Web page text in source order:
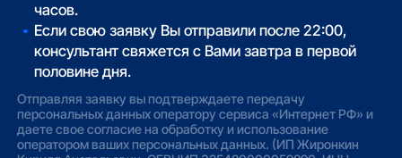
часов.
Если свою заявку Вы отправили после 22:00,
консультант свяжется с Вами завтра в первой
половине дня.
Отправляя заявку вы подтверждаете передачу
персональных данных оператору сервиса «Интернет РФ» и
даете свое согласие на обработку и использование
оператором ваших персональных данных. (ИП Жиронкин